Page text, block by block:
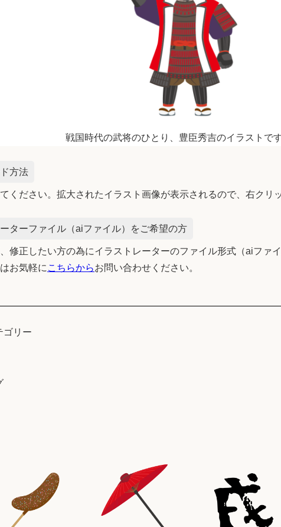
戦国時代の武将のひとり、豊臣秀吉のイラストです
方法
ください。拡大されたイラスト画像が表示されるので、右クリ
ターファイル（aiファイル）をご希望の方
修正したい方の為にイラストレーターのファイル形式（aiファ
お気軽に こちらからお問い合わせください。
ゴリー